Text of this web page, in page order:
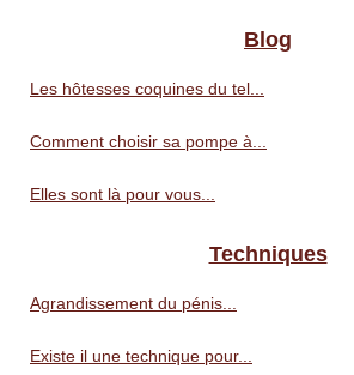
Blog
Les hôtesses coquines du tel...
Comment choisir sa pompe à...
Elles sont là pour vous...
Techniques
Agrandissement du pénis...
Existe il une technique pour...